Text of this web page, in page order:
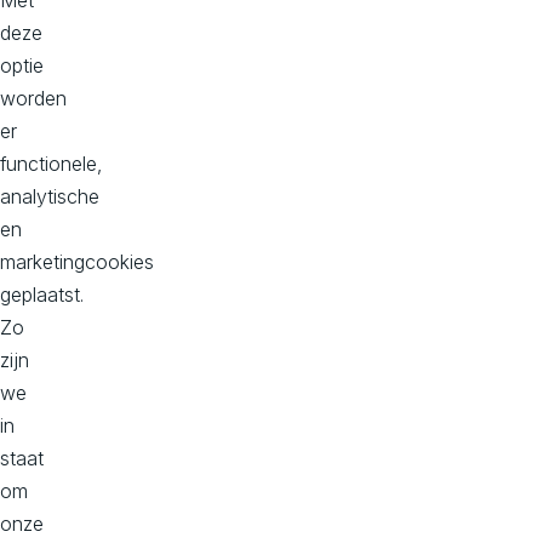
Onze kantoren
Bekijk op maps
Kantoor Zuid, Donna
deze
optie
worden
er
functionele,
analytische
en
marketingcookies
geplaatst.
Zo
zijn
we
in
staat
om
onze